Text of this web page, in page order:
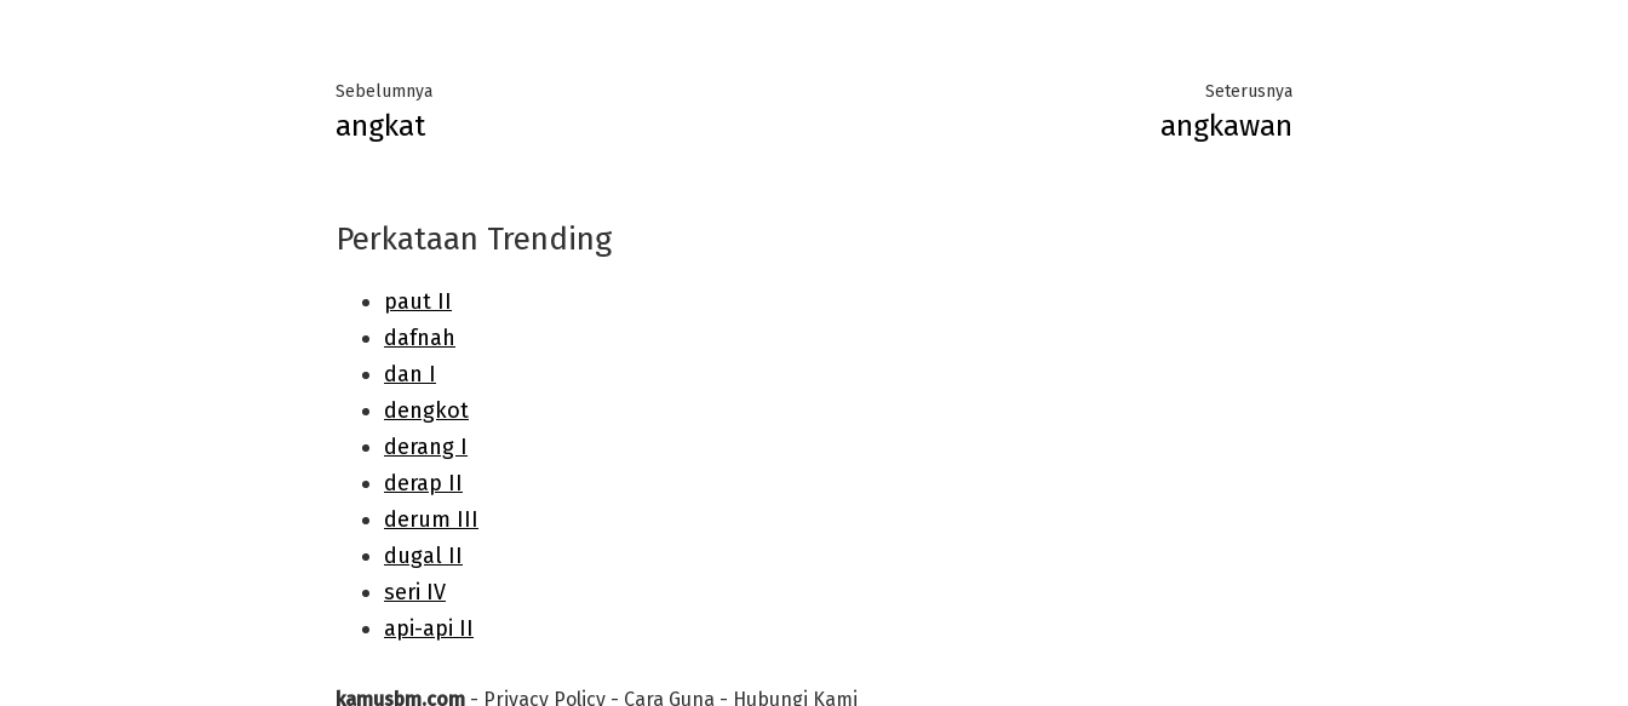
Post
navigation
SebelumnyaPrevious
angkat
SeterusnyaNext
angkawan
Perkataan Trending
kamusbm.com - Privacy Policy - Cara Guna - Hubungi Kami